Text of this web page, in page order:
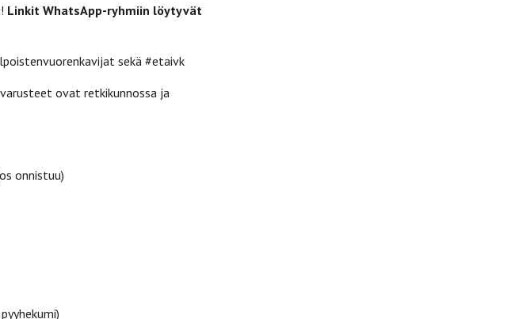
Linkit WhatsApp-ryhmiin löytyvät
sekä #etaivk
ovat retkikunnossa ja
onnistuu)